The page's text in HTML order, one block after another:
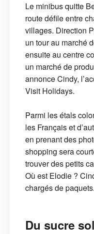
Le minibus quitte
route défile entre
villages. Direction
un tour au marché
ensuite au centre
un marché de
annonce Cindy,
Visit Holidays.
Parmi les étals
les Français et
en prenant des
shopping sera
trouver des petits
Où est Elodie ?
chargés de paquets.
Du sucre